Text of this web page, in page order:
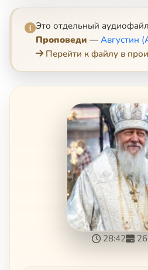
Это отдельный
Проповеди — Августин
Перейти к файлу в
28:42